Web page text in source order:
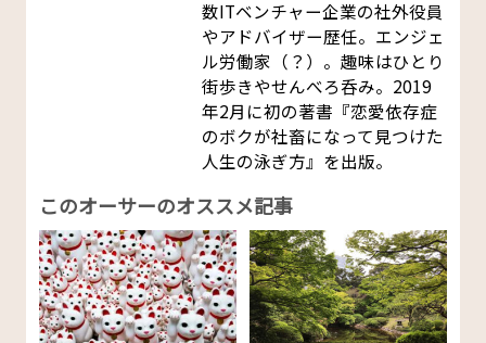
数ITベンチャー企業の社外役員
やアドバイザー歴任。エンジェ
ル労働家（？）。趣味はひとり
街歩きやせんべろ呑み。2019
年2月に初の著書『恋愛依存症
のボクが社畜になって見つけた
人生の泳ぎ方』を出版。
このオーサーのオススメ記事